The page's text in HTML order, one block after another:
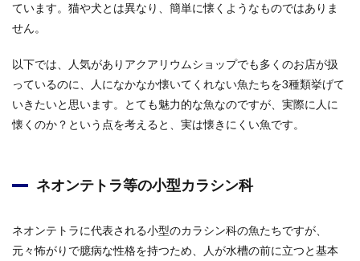
ています。猫や犬とは異なり、簡単に懐くようなものではありま
せん。
以下では、人気がありアクアリウムショップでも多くのお店が扱
っているのに、人になかなか懐いてくれない魚たちを3種類挙げて
いきたいと思います。とても魅力的な魚なのですが、実際に人に
懐くのか？という点を考えると、実は懐きにくい魚です。
ネオンテトラ等の小型カラシン科
ネオンテトラに代表される小型のカラシン科の魚たちですが、
元々怖がりで臆病な性格を持つため、人が水槽の前に立つと基本